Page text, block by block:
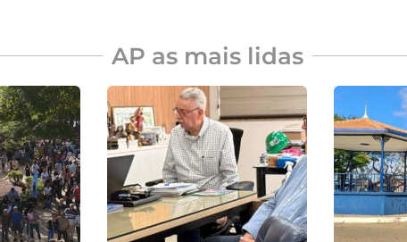
AP as mais lidas